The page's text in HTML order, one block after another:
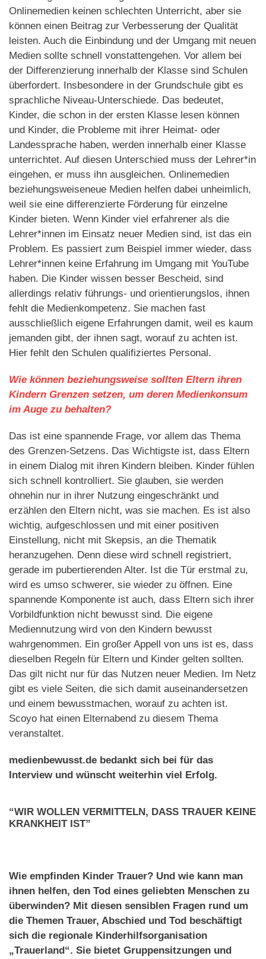
Onlinemedien keinen schlechten Unterricht, aber sie
können einen Beitrag zur Verbesserung der Qualität
leisten. Auch die Einbindung und der Umgang mit neuen
Medien sollte schnell vonstattengehen. Vor allem bei
der Differenzierung innerhalb der Klasse sind Schulen
überfordert. Insbesondere in der Grundschule gibt es
sprachliche Niveau-Unterschiede. Das bedeutet,
Kinder, die schon in der ersten Klasse lesen können
und Kinder, die Probleme mit ihrer Heimat- oder
Landessprache haben, werden innerhalb einer Klasse
unterrichtet. Auf diesen Unterschied muss der Lehrer*in
eingehen, er muss ihn ausgleichen. Onlinemedien
beziehungsweiseneue Medien helfen dabei unheimlich,
weil sie eine differenzierte Förderung für einzelne
Kinder bieten. Wenn Kinder viel erfahrener als die
Lehrer*innen im Einsatz neuer Medien sind, ist das ein
Problem. Es passiert zum Beispiel immer wieder, dass
Lehrer*innen keine Erfahrung im Umgang mit YouTube
haben. Die Kinder wissen besser Bescheid, sind
allerdings relativ führungs- und orientierungslos, ihnen
fehlt die Medienkompetenz. Sie machen fast
ausschließlich eigene Erfahrungen damit, weil es kaum
jemanden gibt, der ihnen sagt, worauf zu achten ist.
Hier fehlt den Schulen qualifiziertes Personal.
Wie können beziehungsweise sollten Eltern ihren
Kindern Grenzen setzen, um deren Medienkonsum
im Auge zu behalten?
Das ist eine spannende Frage, vor allem das Thema
des Grenzen-Setzens. Das Wichtigste ist, dass Eltern
in einem Dialog mit ihren Kindern bleiben. Kinder fühlen
sich schnell kontrolliert. Sie glauben, sie werden
ohnehin nur in ihrer Nutzung eingeschränkt und
erzählen den Eltern nicht, was sie machen. Es ist also
wichtig, aufgeschlossen und mit einer positiven
Einstellung, nicht mit Skepsis, an die Thematik
heranzugehen. Denn diese wird schnell registriert,
gerade im pubertierenden Alter. Ist die Tür erstmal zu,
wird es umso schwerer, sie wieder zu öffnen. Eine
spannende Komponente ist auch, dass Eltern sich ihrer
Vorbildfunktion nicht bewusst sind. Die eigene
Mediennutzung wird von den Kindern bewusst
wahrgenommen. Ein großer Appell von uns ist es, dass
dieselben Regeln für Eltern und Kinder gelten sollten.
Das gilt nicht nur für das Nutzen neuer Medien. Im Netz
gibt es viele Seiten, die sich damit auseinandersetzen
und einem bewusstmachen, worauf zu achten ist.
Scoyo hat einen Elternabend zu diesem Thema
veranstaltet.
medienbewusst.de bedankt sich bei für das
Interview und wünscht weiterhin viel Erfolg.
“WIR WOLLEN VERMITTELN, DASS TRAUER KEINE
KRANKHEIT IST”
Wie empfinden Kinder Trauer? Und wie kann man
ihnen helfen, den Tod eines geliebten Menschen zu
überwinden? Mit diesen sensiblen Fragen rund um
die Themen Trauer, Abschied und Tod beschäftigt
sich die regionale Kinderhilfsorganisation
„Trauerland“. Sie bietet Gruppensitzungen und